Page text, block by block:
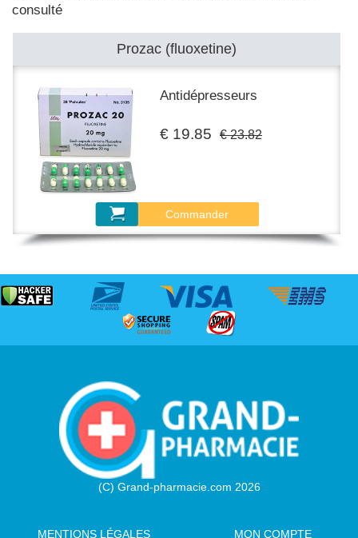
consulté
Prozac (fluoxetine)
Antidépresseurs
€ 19.85 € 23.82
Commander
(C) Grand-pharmacie.com 2026
MENTIONS LÉGALES MON COMPTE